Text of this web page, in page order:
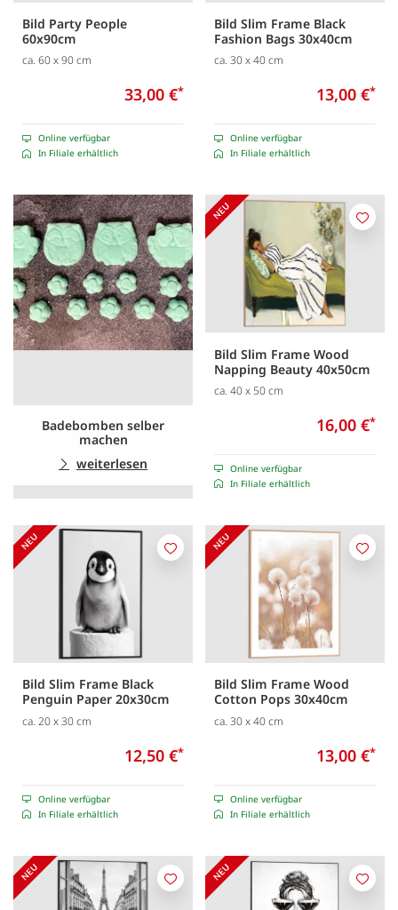
Bild Party People
60x90cm
ca. 60 x 90 cm
33,00 €*
Online verfügbar
In Filiale erhältlich
Bild Slim Frame Black
Fashion Bags 30x40cm
ca. 30 x 40 cm
13,00 €*
Online verfügbar
In Filiale erhältlich
Badebomben selber
machen
weiterlesen
Bild Slim Frame Wood
Napping Beauty 40x50cm
ca. 40 x 50 cm
16,00 €*
Online verfügbar
In Filiale erhältlich
Bild Slim Frame Black
Penguin Paper 20x30cm
ca. 20 x 30 cm
12,50 €*
Online verfügbar
In Filiale erhältlich
Merken
Bild Slim Frame Wood
Cotton Pops 30x40cm
ca. 30 x 40 cm
13,00 €*
Online verfügbar
In Filiale erhältlich
Merken